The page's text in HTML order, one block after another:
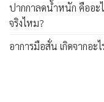
ปากกาลดน้ำหนัก คืออะ
จริงไหม?
อาการมือสั่น เกิดจากอ